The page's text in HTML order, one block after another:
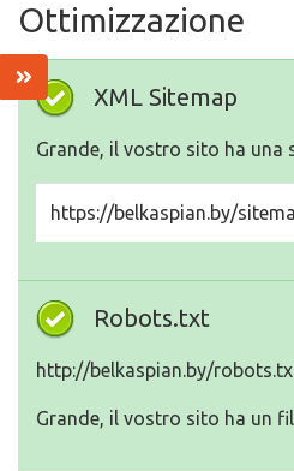
Ottimizzazione
XML Sitemap
Grande, il vostro sito ha una
https://belkaspian.by/
Robots.txt
http://belkaspian.by/
Grande, il vostro sito ha un